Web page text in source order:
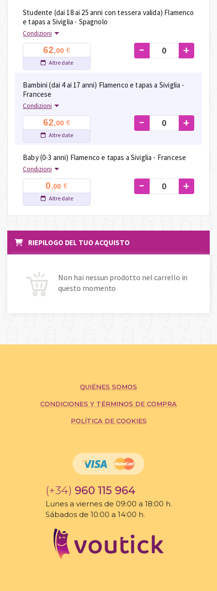
62,00 €
Altre date
Studente (dai 18 ai 25 anni con tessera valida) Flamenco
e tapas a Siviglia - Spagnolo
Condizioni
- +
62,00 €
Altre date
Bambini (dai 4 ai 17 anni) Flamenco e tapas a Siviglia -
Francese
Condizioni
- +
0,00 €
Altre date
Baby (0-3 anni) Flamenco e tapas a Siviglia - Francese
Condizioni
- +
RIEPILOGO DEL TUO ACQUISTO
Non hai nessun prodotto nel carrello in
questo momento
QUIÉNES SOMOS
CONDICIONES Y TÉRMINOS DE COMPRA
POLÍTICA DE COOKIES
(+34) 960 115 964
Lunes a viernes de 09:00 a 18:00 h.
Sábados de 10:00 a 14:00 h.